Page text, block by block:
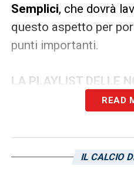
Semplici, che dovrà
questo aspetto per
punti importanti.
LA PLAYLIST DELLE
READ
IL CALCIO